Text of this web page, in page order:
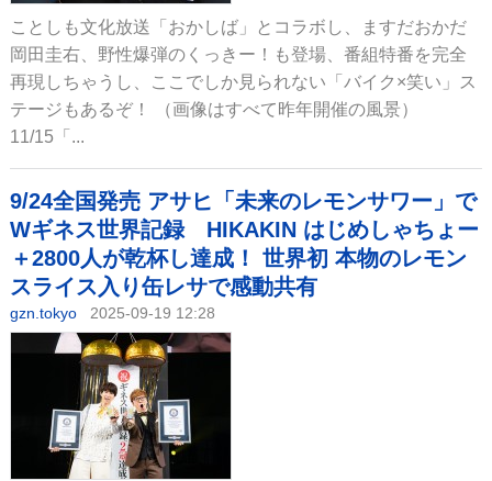
ことしも文化放送「おかしば」とコラボし、ますだおかだ
岡田圭右、野性爆弾のくっきー！も登場、番組特番を完全
再現しちゃうし、ここでしか見られない「バイク×笑い」ス
テージもあるぞ！ （画像はすべて昨年開催の風景）
11/15「...
9/24全国発売 アサヒ「未来のレモンサワー」で
Wギネス世界記録 HIKAKIN はじめしゃちょー
＋2800人が乾杯し達成！ 世界初 本物のレモン
スライス入り缶レサで感動共有
gzn.tokyo 2025-09-19 12:28